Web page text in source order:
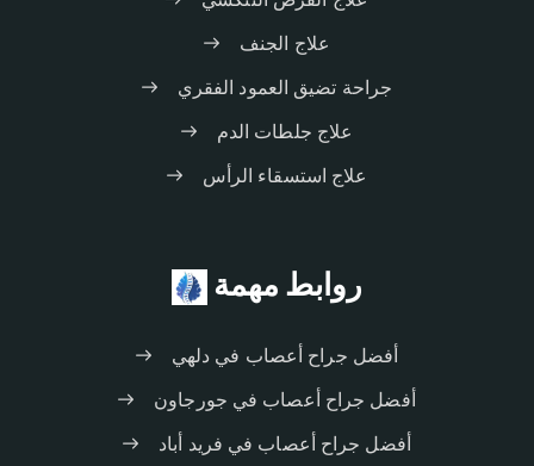
علاج الجنف
جراحة تضيق العمود الفقري
علاج جلطات الدم
علاج استسقاء الرأس
روابط مهمة
أفضل جراح أعصاب في دلهي
أفضل جراح أعصاب في جورجاون
أفضل جراح أعصاب في فريد أباد